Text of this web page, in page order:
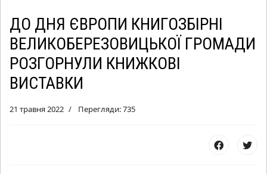
ДО ДНЯ ЄВРОПИ КНИГОЗБІРНІ
ВЕЛИКОБЕРЕЗОВИЦЬКОЇ ГРОМАДИ
РОЗГОРНУЛИ КНИЖКОВІ
ВИСТАВКИ
21 травня 2022 Перегляди: 735